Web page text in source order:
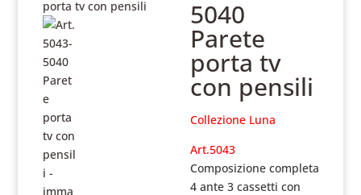
5040
Parete
porta tv
con pensili
Collezione Luna
Art.5043
Composizione completa
4 ante 3 cassetti con